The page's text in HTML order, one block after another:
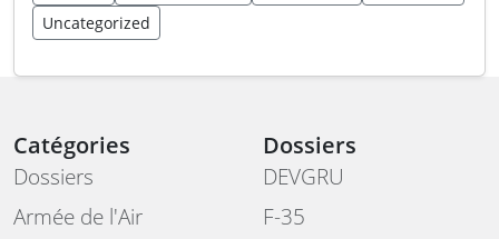
Uncategorized
Catégories
Dossiers
Armée de l'Air
Dossiers
DEVGRU
F-35